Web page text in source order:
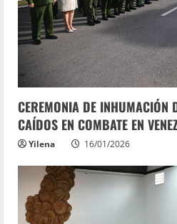
CEREMONIA DE INHUMACIÓN
CAÍDOS EN COMBATE EN
Yilena 16/01/2026